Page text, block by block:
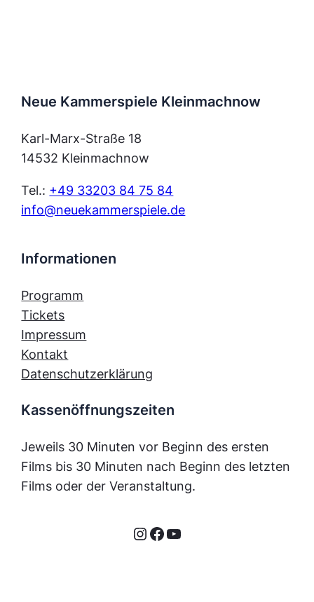
Neue Kammerspiele Kleinmachnow
Karl-Marx-Straße 18
14532 Kleinmachnow
Tel.: +49 33203 84 75 84
info@neuekammerspiele.de
Informationen
Programm
Tickets
Impressum
Kontakt
Datenschutzerklärung
Kassenöffnungszeiten
Jeweils 30 Minuten vor Beginn des ersten
Films bis 30 Minuten nach Beginn des letzten
Films oder der Veranstaltung.
Instagram Facebook YouTube